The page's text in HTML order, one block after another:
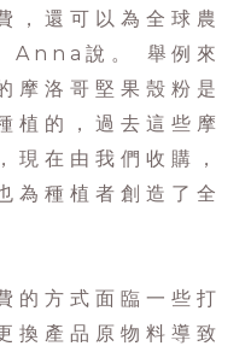
，還可以為全球農
Anna說。 舉例來
摩洛哥堅果殼粉是
植的，過去這些摩
現在由我們收購，
為種植者創造了全
的方式面臨一些打
換產品原物料導致